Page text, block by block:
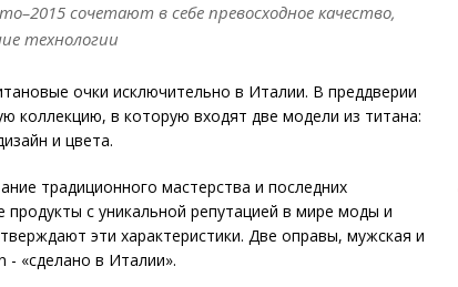
сочетают в себе превосходное качество,
технологии
очки исключительно в Италии. В преддверии
коллекцию, в которую входят две модели из титана:
и цвета.
традиционного мастерства и последних
с уникальной репутацией в мире моды и
эти характеристики. Две оправы, мужская и
«сделано в Италии».